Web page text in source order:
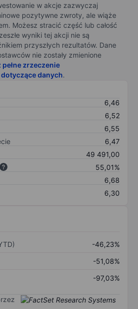
w akcje zazwyczaj
pozytywne zwroty, ale wiąże
Możesz stracić część lub całość
wyniki tej akcji nie są
przyszłych rezultatów. Dane
nie zostały zmienione
pełne zrzeczenie
danych.
6,46
6,52
6,55
6,47
49 491,00
55,01%
6,68
6,30
-46,23%
-51,08%
-97,03%